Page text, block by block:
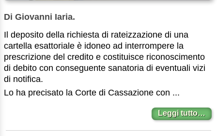
Di Giovanni Iaria.
Il deposito della richiesta di rateizzazione di una
cartella esattoriale è idoneo ad interrompere la
prescrizione del credito e costituisce riconoscimento
di debito con conseguente sanatoria di eventuali vizi
di notifica.
Lo ha precisato la Corte di Cassazione con ...
Leggi tutto…